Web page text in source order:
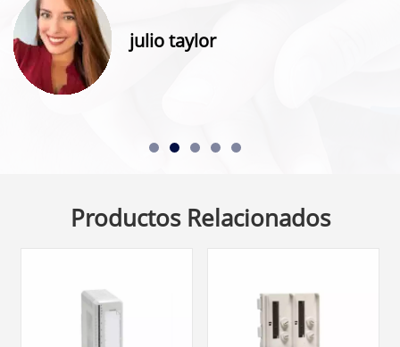
julio taylor
Productos Relacionados